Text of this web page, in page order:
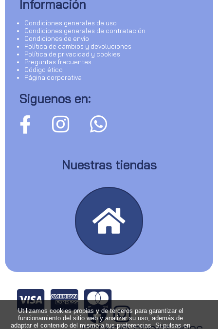
Información
Condiciones generales de uso
Condiciones generales de contratación
Condiciones de envío
Política de cambios y devoluciones
Política de privacidad y cookies
Preguntas frecuentes
Código ético
Página corporativa
Siguenos en:
Nuestras tiendas
Utilizamos cookies propias y de terceros para garantizar el
funcionamiento del sitio web y analizar su uso, además de
adaptar el contenido del mismo a tus preferencias. Si pulsas en